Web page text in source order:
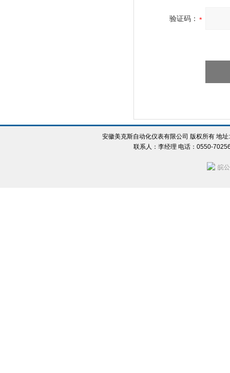
验证码：
安徽美克斯自动化仪表有限公司 版权所有 地
联系人：李经理 电话：0550-
皖